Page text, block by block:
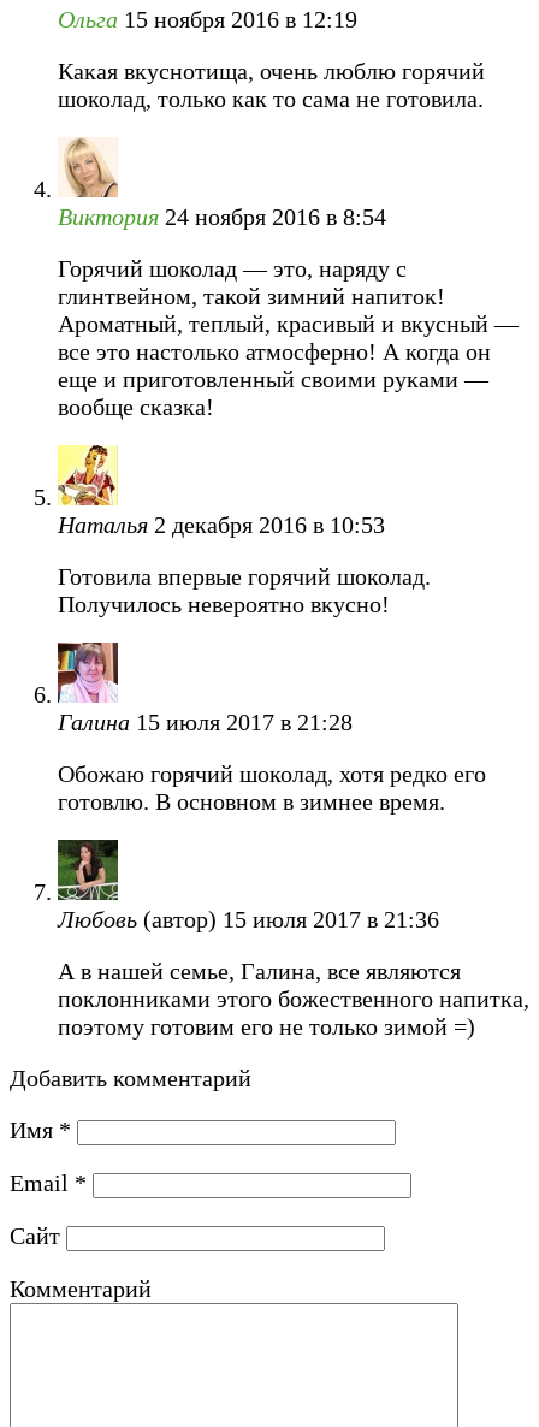
Ольга 15 ноября 2016 в 12:19
Какая вкуснотища, очень люблю горячий
шоколад, только как то сама не готовила.
Виктория 24 ноября 2016 в 8:54
Горячий шоколад — это, наряду с
глинтвейном, такой зимний напиток!
Ароматный, теплый, красивый и вкусный —
все это настолько атмосферно! А когда он
еще и приготовленный своими руками —
вообще сказка!
Наталья 2 декабря 2016 в 10:53
Готовила впервые горячий шоколад.
Получилось невероятно вкусно!
Галина 15 июля 2017 в 21:28
Обожаю горячий шоколад, хотя редко его
готовлю. В основном в зимнее время.
Любовь (автор) 15 июля 2017 в 21:36
А в нашей семье, Галина, все являются
поклонниками этого божественного напитка,
поэтому готовим его не только зимой =)
Добавить комментарий
Имя *
Email *
Сайт
Комментарий